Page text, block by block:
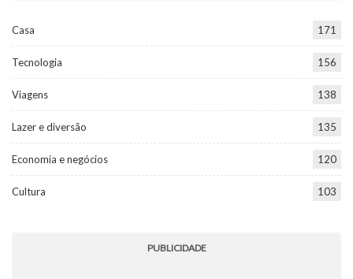
Casa 171
Tecnologia 156
Viagens 138
Lazer e diversão 135
Economia e negócios 120
Cultura 103
PUBLICIDADE